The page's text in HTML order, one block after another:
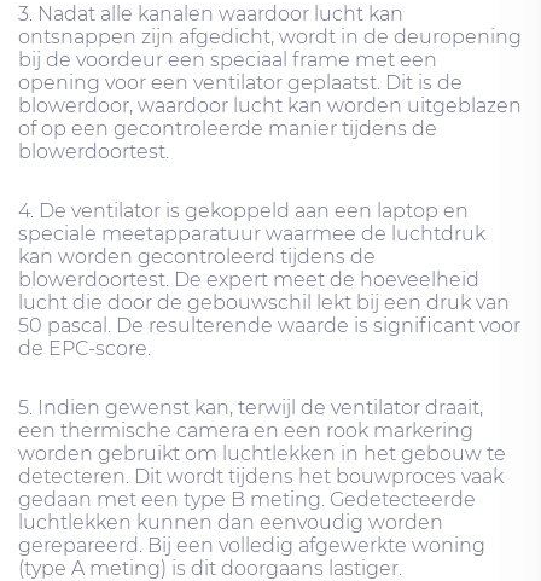
3. Nadat alle kanalen waardoor lucht kan
ontsnappen zijn afgedicht, wordt in de deuropening
bij de voordeur een speciaal frame met een
opening voor een ventilator geplaatst. Dit is de
blowerdoor, waardoor lucht kan worden uitgeblazen
of op een gecontroleerde manier tijdens de
blowerdoortest.
4. De ventilator is gekoppeld aan een laptop en
speciale meetapparatuur waarmee de luchtdruk
kan worden gecontroleerd tijdens de
blowerdoortest. De expert meet de hoeveelheid
lucht die door de gebouwschil lekt bij een druk van
50 pascal. De resulterende waarde is significant voor
de EPC-score.
5. Indien gewenst kan, terwijl de ventilator draait,
een thermische camera en een rook markering
worden gebruikt om luchtlekken in het gebouw te
detecteren. Dit wordt tijdens het bouwproces vaak
gedaan met een type B meting. Gedetecteerde
luchtlekken kunnen dan eenvoudig worden
gerepareerd. Bij een volledig afgewerkte woning
(type A meting) is dit doorgaans lastiger.